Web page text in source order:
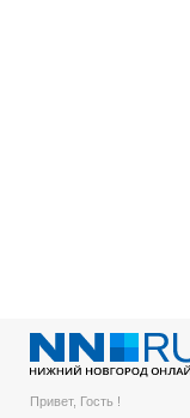
Привет, Гость !